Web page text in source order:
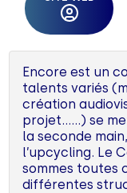
Encore est un
talents variés
création
projet……) se
la seconde
l’upcycling. Le
sommes toutes
différentes